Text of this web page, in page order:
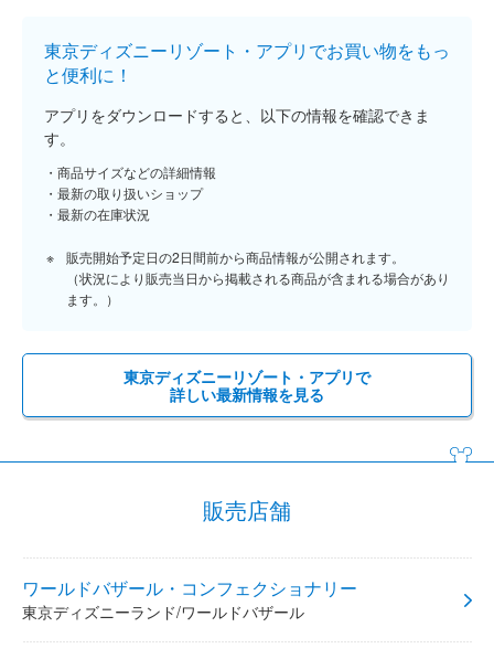
東京ディズニーリゾート・アプリでお買い物をもっ
と便利に！
アプリをダウンロードすると、以下の情報を確認できま
す。
商品サイズなどの詳細情報
最新の取り扱いショップ
最新の在庫状況
販売開始予定日の2日間前から商品情報が公開されます。
（状況により販売当日から掲載される商品が含まれる場合があり
ます。）
東京ディズニーリゾート・アプリで
詳しい最新情報を見る
販売店舗
ワールドバザール・コンフェクショナリー
東京ディズニーランド/ワールドバザール